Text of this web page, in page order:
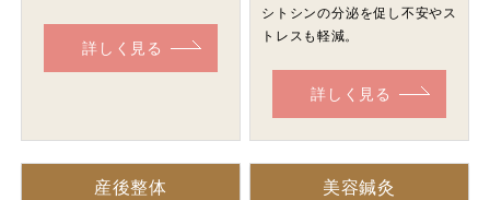
詳しく見る
シトシンの分泌を促し不安やス
トレスも軽減。
詳しく見る
産後整体 美容鍼灸